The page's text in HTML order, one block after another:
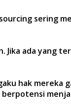
sering
Jika ada yang
hak mereka